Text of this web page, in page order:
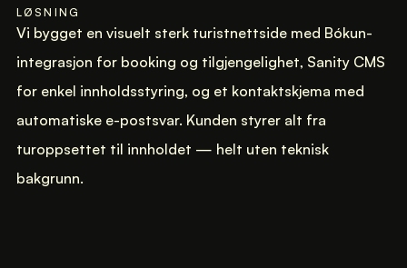
LØSNING
Vi bygget en visuelt sterk turistnettside med Bókun-
integrasjon for booking og tilgjengelighet, Sanity CMS
for enkel innholdsstyring, og et kontaktskjema med
automatiske e-postsvar. Kunden styrer alt fra
turoppsettet til innholdet — helt uten teknisk
bakgrunn.